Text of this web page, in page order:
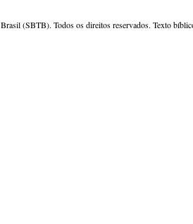
(SBTB). Todos os direitos reservados. Texto